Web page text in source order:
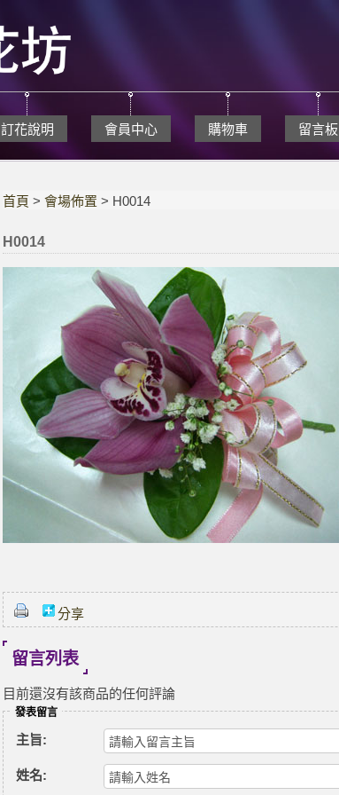
訂花說明 會員中心 購物車 留言板
首頁 >會場佈置 > H0014
H0014
分享
留言列表
目前還沒有該商品的任何評論
發表留言
主旨:
姓名: